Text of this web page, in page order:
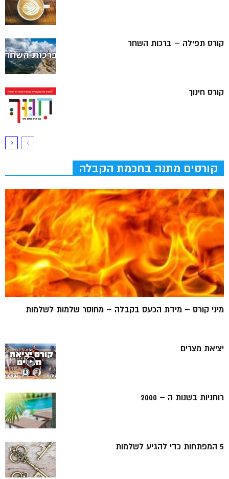
קורס תפילה – ברכות השחר
קורס חינוך
קורסים מתנה בחכמת הקבלה
מיני קורס – מידת הכעס בקבלה – מחוסר שלמות לשלמות
יציאת מצרים
רוחניות בשנות ה – 2000
5 המפתחות כדי להגיע לשלמות